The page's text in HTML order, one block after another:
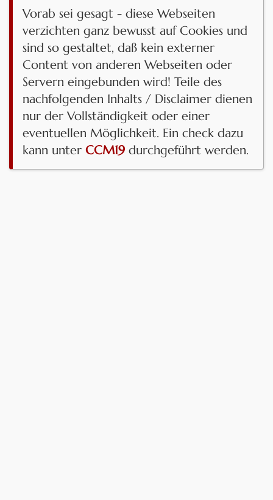
Vorab sei gesagt - diese Webseiten
verzichten ganz bewusst auf Cookies und
sind so gestaltet, daß kein externer
Content von anderen Webseiten oder
Servern eingebunden wird! Teile des
nachfolgenden Inhalts / Disclaimer dienen
nur der Vollständigkeit oder einer
eventuellen Möglichkeit. Ein check dazu
kann unter CCM19 durchgeführt werden.